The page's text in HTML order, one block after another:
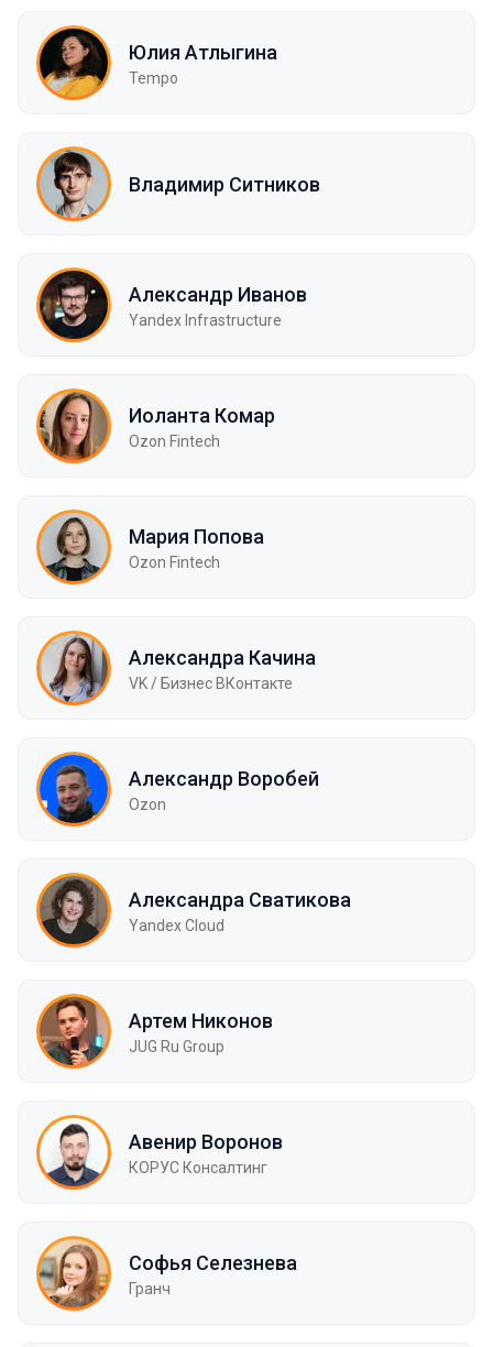
Юлия Атлыгина
Tempo
Владимир Ситников
Александр Иванов
Yandex Infrastructure
Иоланта Комар
Ozon Fintech
Мария Попова
Ozon Fintech
Александра Качина
VK / Бизнес ВКонтакте
Александр Воробей
Ozon
Александра Сватикова
Yandex Cloud
Артем Никонов
JUG Ru Group
Авенир Воронов
КОРУС Консалтинг
Софья Селезнева
Гранч